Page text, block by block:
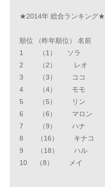
★2014年 総合ランキング★
順位 （昨年順位） 名前
1 （1） ソラ
2 （2） レオ
3 （3） ココ
4 （4） モモ
5 （5） リン
6 （6） マロン
7 （9） ハナ
8 （16） キナコ
9 （18） ハル
10 （8） メイ